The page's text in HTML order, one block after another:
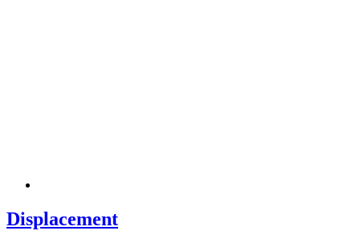
Displacement